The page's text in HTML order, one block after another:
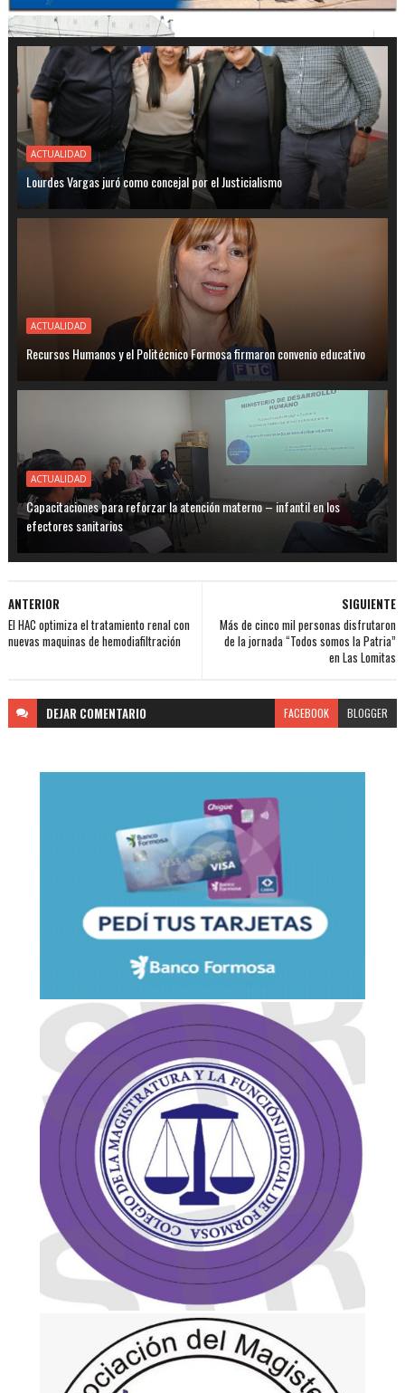
ACTUALIDAD
Lourdes Vargas juró como concejal por el Justicialismo
ACTUALIDAD
Recursos Humanos y el Politécnico Formosa firmaron convenio educativo
ACTUALIDAD
Capacitaciones para reforzar la atención materno – infantil en los
efectores sanitarios
SIGUIENTE
Más de cinco mil personas disfrutaron
de la jornada “Todos somos la Patria”
en Las Lomitas
ANTERIOR
El HAC optimiza el tratamiento renal con
nuevas maquinas de hemodiafiltración
DEJAR COMENTARIO FACEBOOK BLOGGER